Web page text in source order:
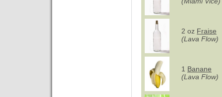
2 oz Fraise
(Lava Flow)
1 Banane
(Lava Flow)